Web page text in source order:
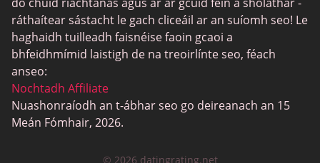
CatholicMatch
do chuid riachtanas agus ar ár gcuid féin a sholáthar -
ráthaítear sástacht le gach cliceáil ar an suíomh seo! Le
haghaidh tuilleadh faisnéise faoin gcaoi a
bhfeidhmímid laistigh de na treoirlínte seo, féach
anseo:
Nochtadh Affiliate
Nuashonraíodh an t-ábhar seo go deireanach an 15
Meán Fómhair, 2026.
© 2026 datingrating.net